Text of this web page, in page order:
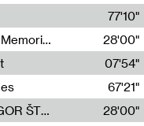
77'10"
Radia Show Show #1101 : Embedded Memories by Jimmy Peggie / radioart106
28'00"
07'54"
67'21"
Radia Show #1100 : 74.48 DB(A) BY IGOR ŠTROMAJER FOR RADIO X
28'00"